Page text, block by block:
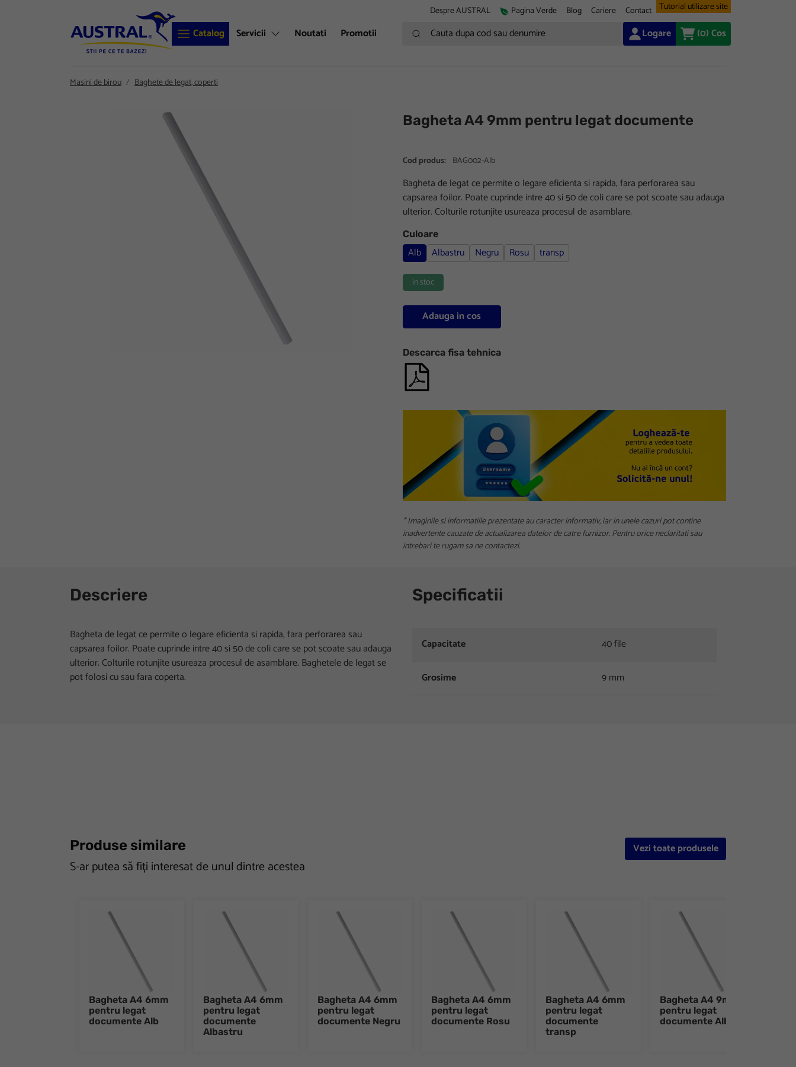
Despre AUSTRAL Pagina Verde Blog Cariere Contact Tutorial utilizare site
Catalog Servicii Noutati Promotii Cauta dupa cod sau denumire Logare (0)Cos
Masini de birou Baghete de legat, coperti
Bagheta A4 9mm pentru legat documente
Cod produs: BAG002-Alb
Bagheta de legat ce permite o legare eficienta si rapida, fara perforarea sau
capsarea foilor. Poate cuprinde intre 40 si 50 de coli care se pot scoate sau adauga
ulterior. Colturile rotunjite usureaza procesul de asamblare.
Culoare
Alb Albastru Negru Rosu transp
in stoc
Adauga in cos
Descarca fisa tehnica
* Imaginile si informatiile prezentate au caracter informativ, iar in unele cazuri pot contine
inadvertente cauzate de actualizarea datelor de catre furnizor. Pentru orice neclaritati sau
intrebari te rugam sa ne contactezi.
Descriere
Bagheta de legat ce permite o legare eficienta si rapida, fara perforarea sau
capsarea foilor. Poate cuprinde intre 40 si 50 de coli care se pot scoate sau adauga
ulterior. Colturile rotunjite usureaza procesul de asamblare. Baghetele de legat se
pot folosi cu sau fara coperta.
Specificatii
Capacitate 40 file
Grosime 9 mm
Produse similare
S-ar putea să fiți interesat de unul dintre acestea
Vezi toate produsele
Bagheta A4 6mm
pentru legat
documente Alb
Bagheta A4 6mm
pentru legat
documente
Albastru
Bagheta A4 6mm
pentru legat
documente Negru
Bagheta A4 6mm
pentru legat
documente Rosu
Bagheta A4 6mm
pentru legat
documente
transp
Bagheta A4 9mm
pentru legat
documente Alb